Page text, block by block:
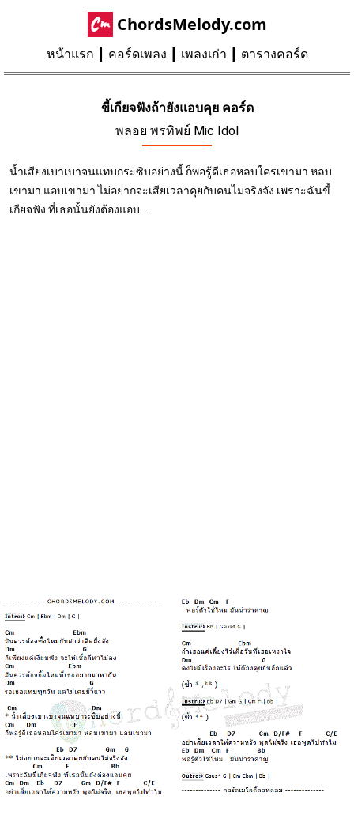
ChordsMelody.com
หน้าแรก คอร์ดเพลง เพลงเก่า ตารางคอร์ด
ขี้เกียจฟังถ้ายังแอบคุย คอร์ด
พลอย พรทิพย์ Mic Idol
น้ำเสียงเบาเบาจนแทบกระซิบอย่างนี้ ก็พอรู้ดีเธอหลบใครเขามา หลบ
เขามา แอบเขามา ไม่อยากจะเสียเวลาคุยกับคนไม่จริงจัง เพราะฉันขี้
เกียจฟัง ที่เธอนั้นยังต้องแอบ...